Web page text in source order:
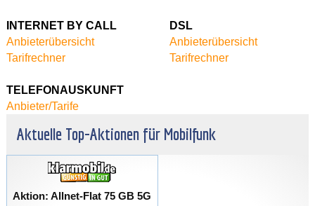
INTERNET BY CALL
Anbieterübersicht
Tarifrechner
DSL
Anbieterübersicht
Tarifrechner
TELEFONAUSKUNFT
Anbieter/Tarife
Aktuelle Top-Aktionen für Mobilfunk
Aktion: Allnet-Flat 75 GB 5G